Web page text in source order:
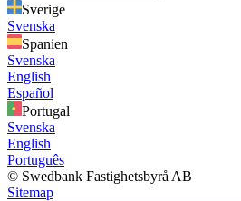
Sverige
Svenska
Spanien
Svenska
English
Español
Portugal
Svenska
English
Português
© Swedbank Fastighetsbyrå AB
Sitemap